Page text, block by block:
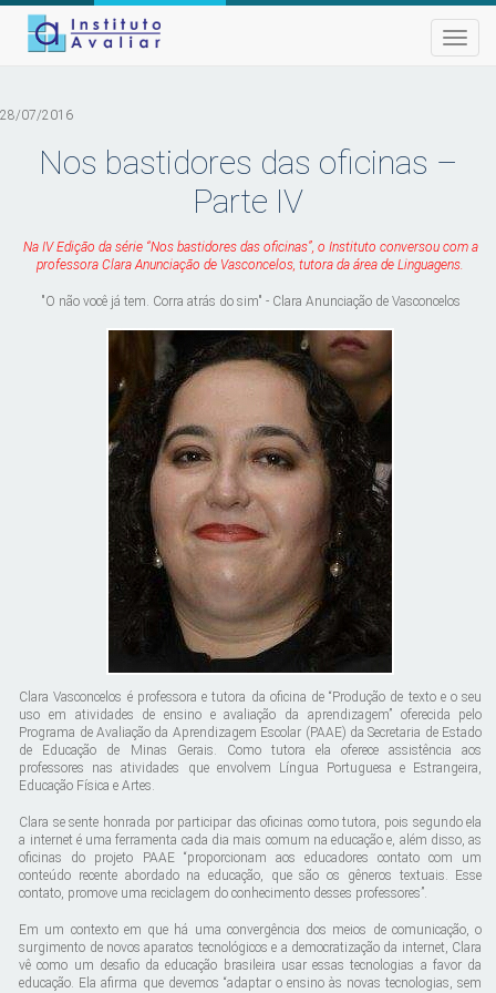
Toggle
28/07/2016
Nos bastidores das oficinas –
Parte IV
Na IV Edição da série “Nos bastidores das oficinas”, o Instituto conversou com a
professora Clara Anunciação de Vasconcelos, tutora da área de Linguagens.
"O não você já tem. Corra atrás do sim" - Clara Anunciação de Vasconcelos
Clara Vasconcelos é professora e tutora da oficina de “Produção de texto e o seu
uso em atividades de ensino e avaliação da aprendizagem” oferecida pelo
Programa de Avaliação da Aprendizagem Escolar (PAAE) da Secretaria de Estado
de Educação de Minas Gerais. Como tutora ela oferece assistência aos
professores nas atividades que envolvem Língua Portuguesa e Estrangeira,
Educação Física e Artes.
Clara se sente honrada por participar das oficinas como tutora, pois segundo ela
a internet é uma ferramenta cada dia mais comum na educação e, além disso, as
oficinas do projeto PAAE “proporcionam aos educadores contato com um
conteúdo recente abordado na educação, que são os gêneros textuais. Esse
contato, promove uma reciclagem do conhecimento desses professores”.
Em um contexto em que há uma convergência dos meios de comunicação, o
surgimento de novos aparatos tecnológicos e a democratização da internet, Clara
vê como um desafio da educação brasileira usar essas tecnologias a favor da
educação. Ela afirma que devemos “adaptar o ensino às novas tecnologias, sem